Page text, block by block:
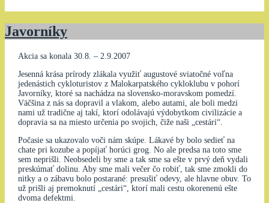
Javorníky
Akcia sa konala 30.8. – 2.9.2007
Jesenná krása prírody zlákala využiť augustové sviatočné voľna
jedenás­tich cykloturistov z Malokarpatského cykloklubu v pohorí
Javorníky, ktoré sa nachádza na slovensko-moravskom pomedzí.
Väčšina z nás sa dopravil a vlakom, alebo autami, ale boli medzi
nami už tradične aj takí, ktorí odolá­vajú výdobytkom civilizácie a
dopravia sa na miesto určenia po svojich, čiže naši „cestári“.
Počasie sa ukazovalo voči nám skúpe. Lákavé by bolo sedieť na
chate pri kozube a popíjať horúci grog. No ale predsa na toto sme
sem neprišli. Neobsedeli by sme a tak sme sa ešte v prvý deň vydali
preskúmať dolinu. Aby sme mali večer čo robiť, tak sme zmokli do
nitky a o zábavu bolo postarané: presušiť odevy, ale hlavne obuv. To
už prišli aj premoknutí „cestári“, ktorí mali cestu okorenenú ešte
dvoma defektmi.